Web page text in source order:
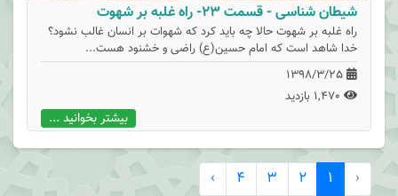
شیطان شناسی - قسمت 23- راه غلبه بر شهوت
راه غلبه بر شهوت حالا چه باید کرد که شهوات بر انسان غالب نشود؟
خدا شاهد است که امام حسین(ع) راضی و خشنود هست...
بیشتر بخوانید ...
‹
1
2
3
4
›